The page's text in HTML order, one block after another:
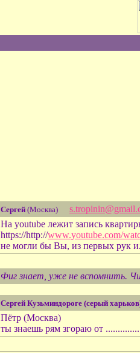
Сергей (Москва)
На youtube лежит запись
https://http://www.youtube.com/
не могли бы Вы, из первых рук
Фиг знает, уже не вспомнить.
Сергей Кузьминдороге (серый
Пётр (Москва)
ты знаешь рям згораю от ..............